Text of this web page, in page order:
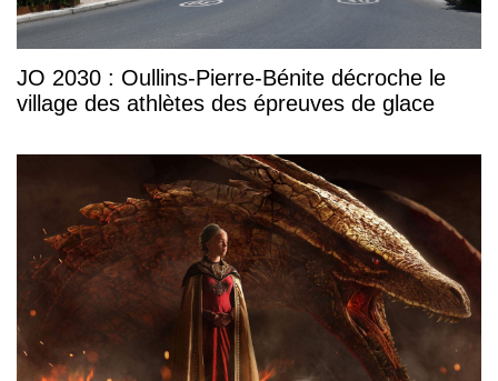
JO 2030 : Oullins-Pierre-Bénite décroche le
village des athlètes des épreuves de glace